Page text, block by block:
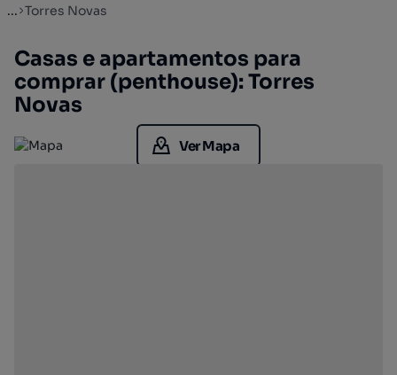
... Torres Novas
Casas e apartamentos para
comprar (penthouse): Torres
Novas
Ver Mapa